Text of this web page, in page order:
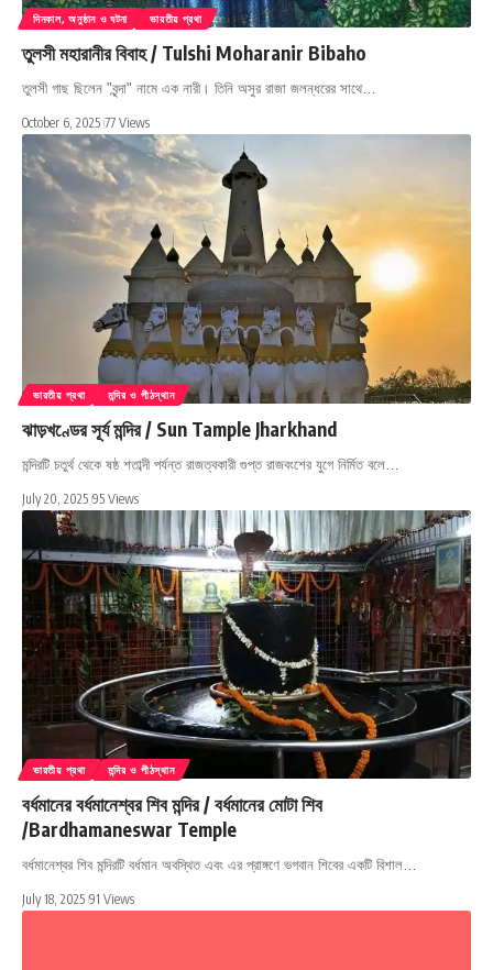
দিনকাল, অনুষ্ঠান ও ঘটনা ভারতীয় প্রথা
তুলসী মহারানীর বিবাহ / Tulshi Moharanir Bibaho
তুলসী গাছ ছিলেন "বৃন্দা" নামে এক নারী। তিনি অসুর রাজা জলন্ধরের সাথে…
October 6, 2025 77 Views
ভারতীয় প্রথা মন্দির ও পীঠস্থান
ঝাড়খণ্ডের সূর্য মন্দির / Sun Tample Jharkhand
মন্দিরটি চতুর্থ থেকে ষষ্ঠ শতাব্দী পর্যন্ত রাজত্বকারী গুপ্ত রাজবংশের যুগে নির্মিত বলে…
July 20, 2025 95 Views
ভারতীয় প্রথা মন্দির ও পীঠস্থান
বর্ধমানের বর্ধমানেশ্বর শিব মন্দির / বর্ধমানের মোটা শিব
/Bardhamaneswar Temple
বর্ধমানেশ্বর শিব মন্দিরটি বর্ধমান অবস্থিত এবং এর প্রাঙ্গণে ভগবান শিবের একটি বিশাল…
July 18, 2025 91 Views